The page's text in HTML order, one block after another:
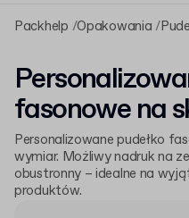
Packhelp Opakowania
fasonowe na
Personalizowane pudełko
wymiar. Możliwy nadruk na
obustronny – idealne na
produktów.